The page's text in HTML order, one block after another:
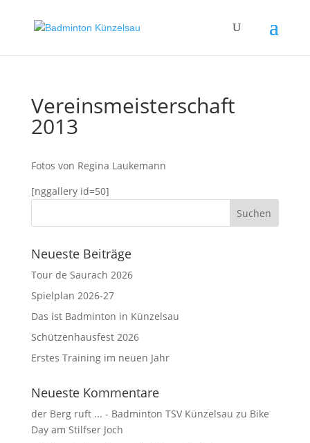
Vereinsmeisterschaft
2013
Fotos von Regina Laukemann
[nggallery id=50]
Neueste Beiträge
Tour de Saurach 2026
Spielplan 2026-27
Das ist Badminton in Künzelsau
Schützenhausfest 2026
Erstes Training im neuen Jahr
Neueste Kommentare
der Berg ruft ... - Badminton TSV Künzelsau zu Bike
Day am Stilfser Joch